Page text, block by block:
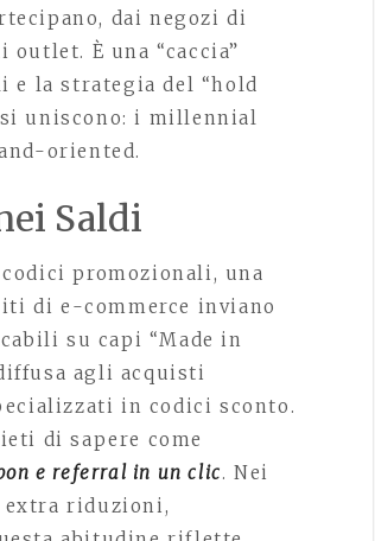
dai negozi di
È una “caccia”
e la strategia del “hold
uniscono: i millennial
oriented.
Saldi
promozionali, una
di e-commerce inviano
su capi “Made in
agli acquisti
in codici sconto.
di sapere come
e referral in un clic. Nei
riduzioni,